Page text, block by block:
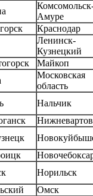
Амуре
Краснодар
Ленинск-
Кузнецкий
Майкоп
Московская
область
Нальчик
Норильск
Омск